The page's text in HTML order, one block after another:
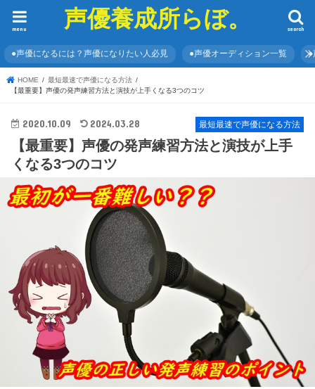
声優養成所らぼ。 search
menu
●声優になるには？声優になりたい人必見 ●声優オーディション一覧 ●
HOME
最短最速で声優になる方法
【最重要】声優の発声練習方法と演技が上手くなる3つのコツ
最短最速で声優になる方法
2020.10.09 2024.03.28
【最重要】声優の発声練習方法と演技が上手
くなる3つのコツ